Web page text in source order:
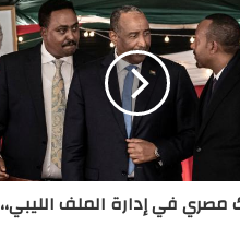
مصري في إدارة الملف الليبي،،